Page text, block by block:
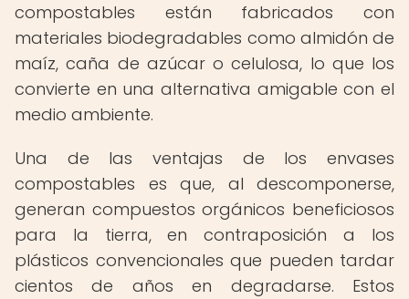
compostables están fabricados con
materiales biodegradables como almidón de
maíz, caña de azúcar o celulosa, lo que los
convierte en una alternativa amigable con el
medio ambiente.
Una de las ventajas de los envases
compostables es que, al descomponerse,
generan compuestos orgánicos beneficiosos
para la tierra, en contraposición a los
plásticos convencionales que pueden tardar
cientos de años en degradarse. Estos